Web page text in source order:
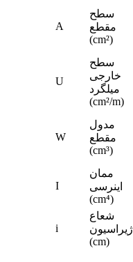
A
سطح
مقطع
(cm²)
U
سطح
خارجی
میلگرد
(cm²/m)
W
مدول
مقطع
(cm³)
I
ممان
اینرسی
(cm⁴)
i
شعاع
ژیراسیون
(cm)